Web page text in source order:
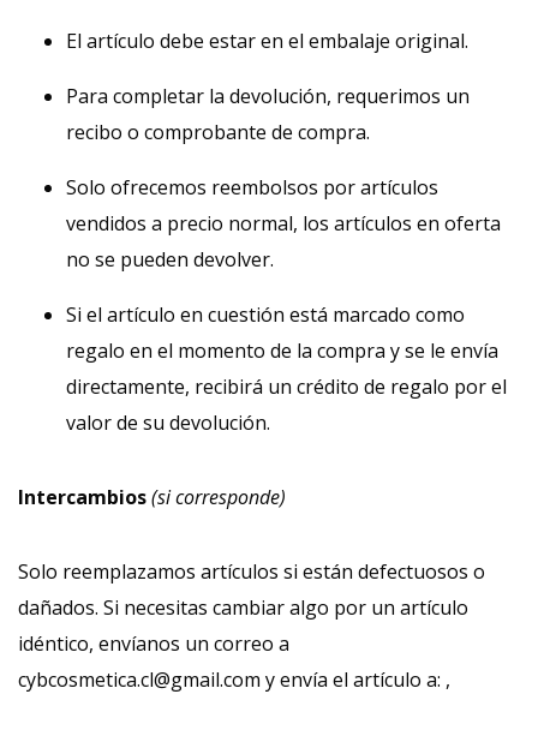
El artículo debe estar en el embalaje original.
Para completar la devolución, requerimos un
recibo o comprobante de compra.
Solo ofrecemos reembolsos por artículos
vendidos a precio normal, los artículos en oferta
no se pueden devolver.
Si el artículo en cuestión está marcado como
regalo en el momento de la compra y se le envía
directamente, recibirá un crédito de regalo por el
valor de su devolución.
Intercambios(si corresponde)
Solo reemplazamos artículos si están defectuosos o
dañados. Si necesitas cambiar algo por un artículo
idéntico, envíanos un correo a
cybcosmetica.cl@gmail.com y envía el artículo a: ,